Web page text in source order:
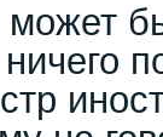
может